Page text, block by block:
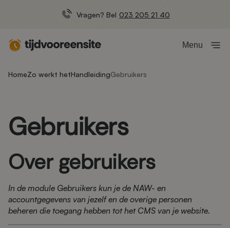
Vragen? Bel 023 205 21 40
Menu
HomeZo werkt hetHandleidingGebruikers
Gebruikers
Over gebruikers
In de module Gebruikers kun je de NAW- en
accountgegevens van jezelf en de overige personen
beheren die toegang hebben tot het CMS van je website.